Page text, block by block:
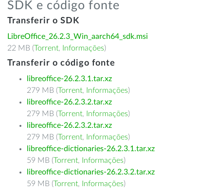
SDK e código fonte
Transferir o SDK
LibreOffice_26.2.3_Win_aarch64_sdk.msi
22 MB (Torrent, Informações)
Transferir o código fonte
libreoffice-26.2.3.1.tar.xz
279 MB (Torrent, Informações)
libreoffice-26.2.3.2.tar.xz
279 MB (Torrent, Informações)
libreoffice-26.2.3.2.tar.xz
279 MB (Torrent, Informações)
libreoffice-dictionaries-26.2.3.1.tar.xz
59 MB (Torrent, Informações)
libreoffice-dictionaries-26.2.3.2.tar.xz
59 MB (Torrent, Informações)